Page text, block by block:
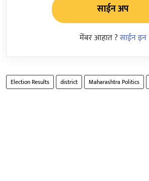
साईन अप
मेंबर आहात ?साईन इन
Election Results district Maharashtra Politics